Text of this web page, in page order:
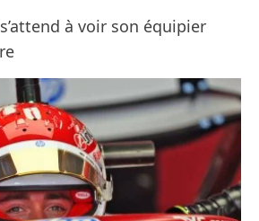
à voir son équipier